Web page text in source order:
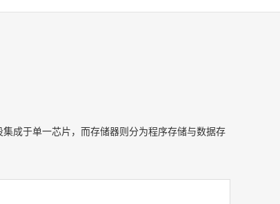
成于单一芯片，而存储器则分为程序存储与数据存